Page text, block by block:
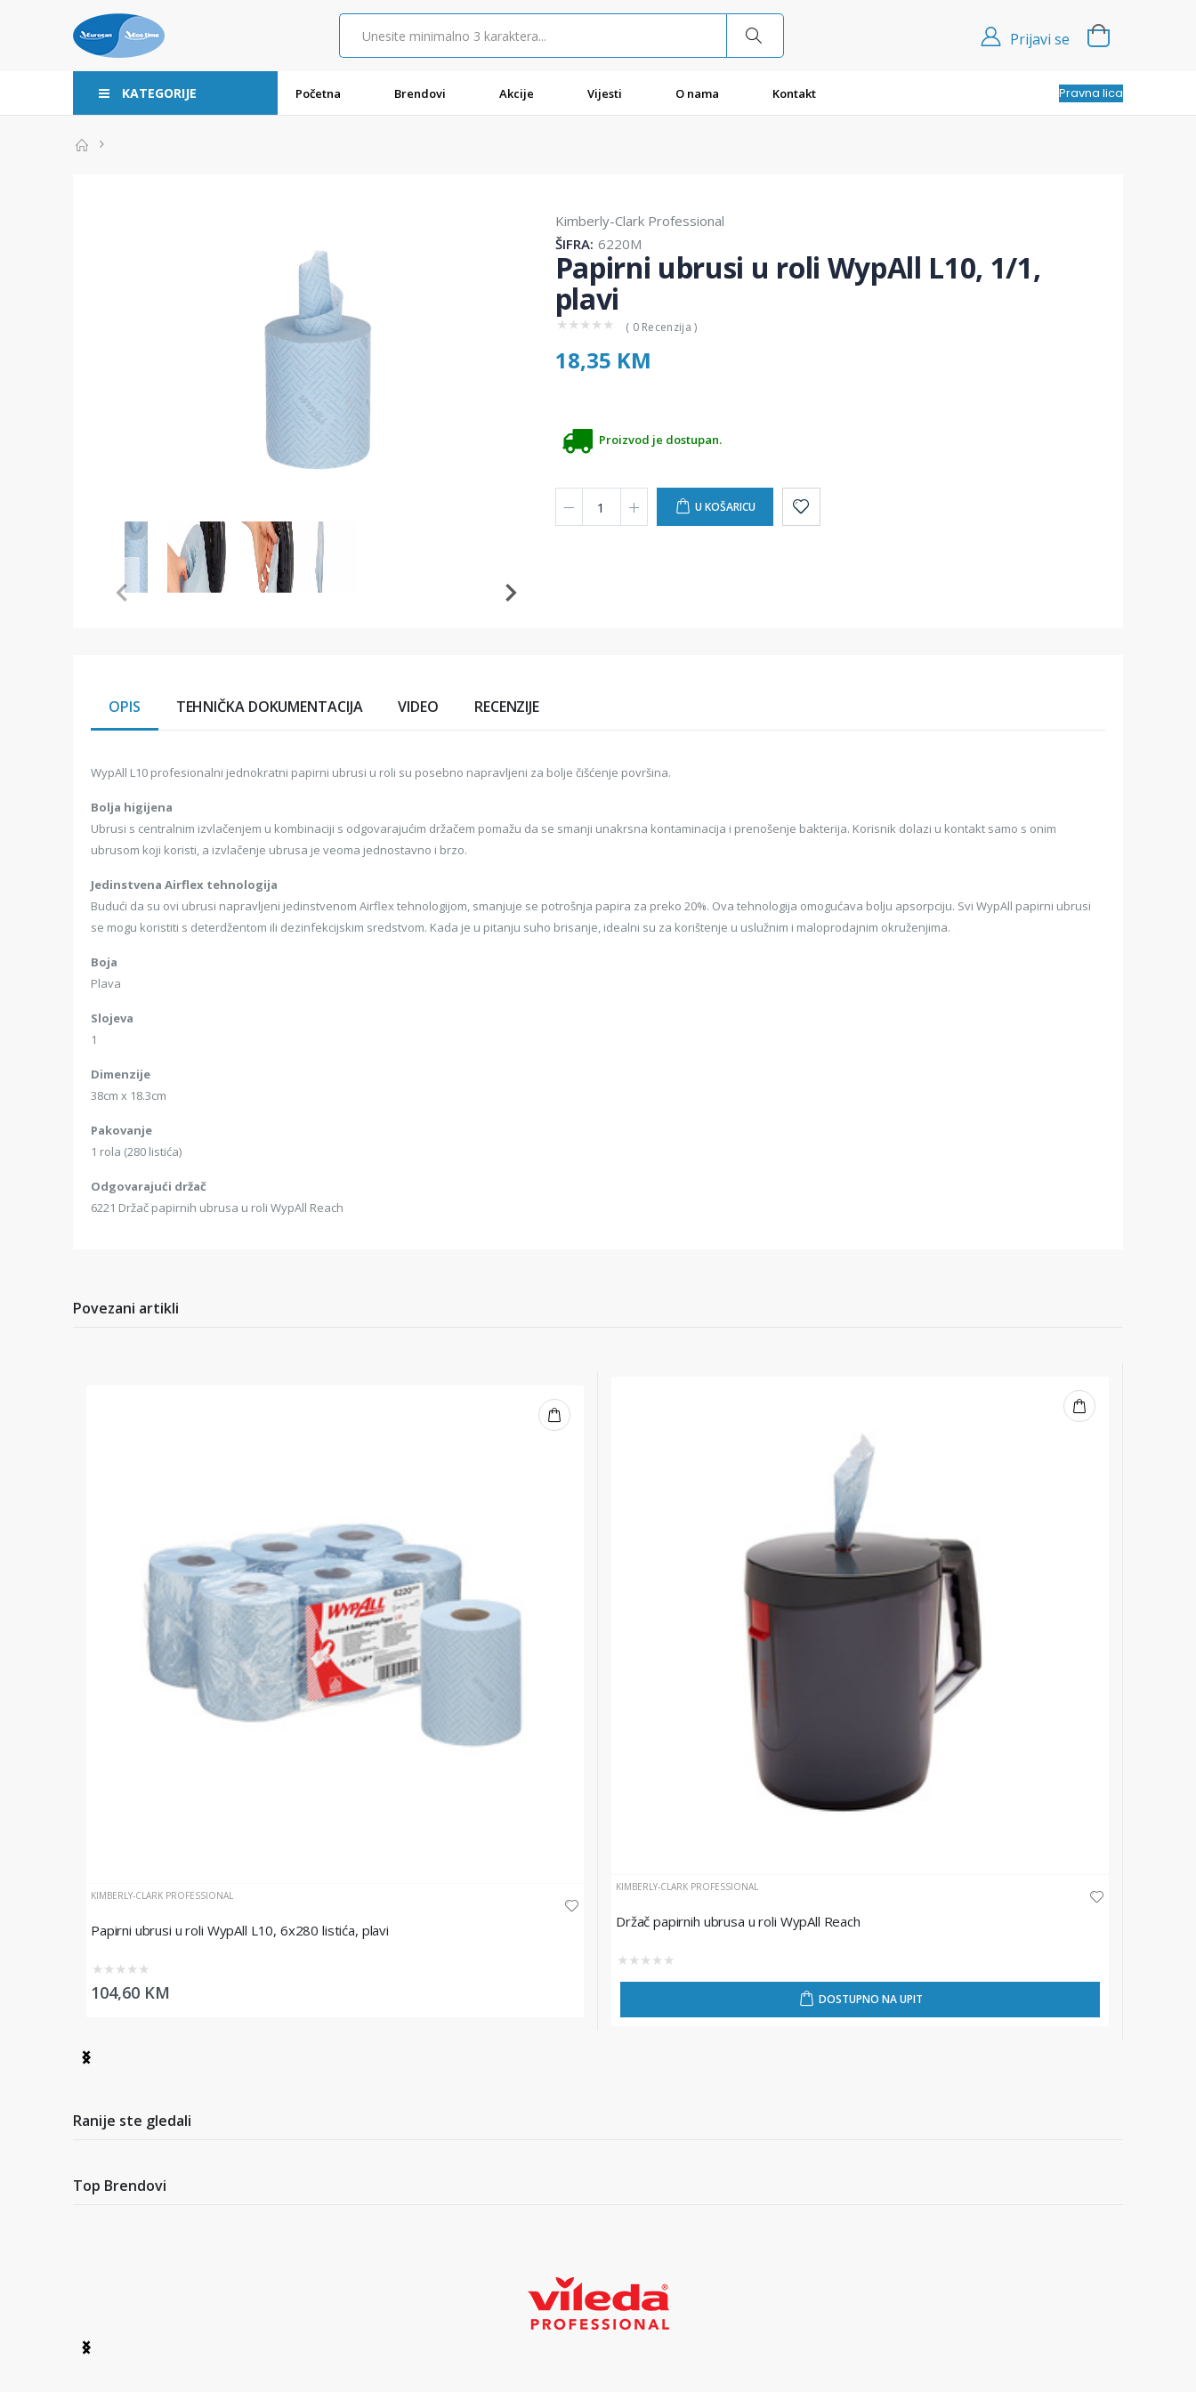
Prijavi se
KATEGORIJE Početna Brendovi Akcije Vijesti O nama Kontakt Pravna lica
Item
Kimberly-Clark Professional
ŠIFRA: 6220M
Papirni ubrusi u roli WypAll L10, 1/1,
plavi
★ ★ ★ ★ ★ ( 0 Recenzija )
18,35 KM
Proizvod je dostupan.
U KOŠARICU
OPIS TEHNIČKA DOKUMENTACIJA VIDEO RECENZIJE
WypAll L10 profesionalni jednokratni papirni ubrusi u roli su posebno napravljeni za bolje čišćenje površina.
Bolja higijena
Ubrusi s centralnim izvlačenjem u kombinaciji s odgovarajućim držačem pomažu da se smanji unakrsna kontaminacija i prenošenje bakterija. Korisnik dolazi u kontakt samo s onim
ubrusom koji koristi, a izvlačenje ubrusa je veoma jednostavno i brzo.
Jedinstvena Airflex tehnologija
Budući da su ovi ubrusi napravljeni jedinstvenom Airflex tehnologijom, smanjuje se potrošnja papira za preko 20%. Ova tehnologija omogućava bolju apsorpciju. Svi WypAll papirni ubrusi
se mogu koristiti s deterdžentom ili dezinfekcijskim sredstvom. Kada je u pitanju suho brisanje, idealni su za korištenje u uslužnim i maloprodajnim okruženjima.
Boja
Plava
Slojeva
1
Dimenzije
38cm x 18.3cm
Pakovanje
1 rola (280 listića)
Odgovarajući držač
6221 Držač papirnih ubrusa u roli WypAll Reach
Povezani artikli
KIMBERLY-CLARK PROFESSIONAL
Papirni ubrusi u roli WypAll L10, 6x280 listića, plavi
★ ★ ★ ★ ★
104,60 KM
KIMBERLY-CLARK PROFESSIONAL
Držač papirnih ubrusa u roli WypAll Reach
★ ★ ★ ★ ★
DOSTUPNO NA UPIT
Item
2
Ranije ste gledali
Top Brendovi
Item